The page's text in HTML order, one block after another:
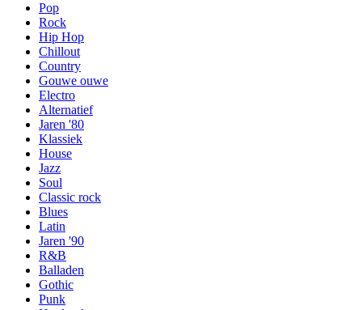
Pop
Rock
Hip Hop
Chillout
Country
Gouwe ouwe
Electro
Alternatief
Jaren '80
Klassiek
House
Jazz
Soul
Classic rock
Blues
Latin
Jaren '90
R&B
Balladen
Gothic
Punk